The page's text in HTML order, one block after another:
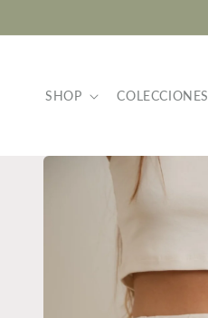
al contenido
SHOP COLECCIONES
directamente
información